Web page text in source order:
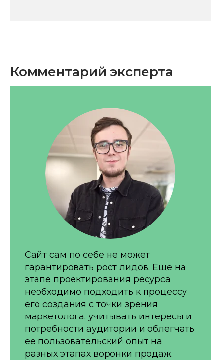
Комментарий эксперта
Сайт сам по себе не может
гарантировать рост лидов. Еще на
этапе проектирования ресурса
необходимо подходить к процессу
его создания с точки зрения
маркетолога: учитывать интересы и
потребности аудитории и облегчать
ее пользовательский опыт на
разных этапах воронки продаж.